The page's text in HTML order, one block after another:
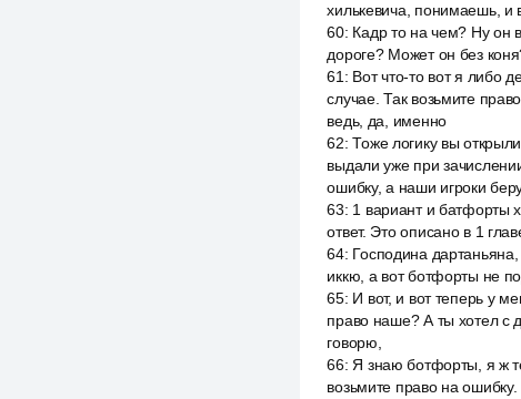
хилькевича, понимаешь, и
60: Кадр то на чем? Ну он
дороге? Может он без
61 : Вот что-то вот я либо
случае. Так возьмите
ведь, да, именно
62:Тоже логику вы
выдали уже при
ошибку, а наши игроки
63: 1 вариант и батфорты
ответ. Это описано в 1
64: Господина
иккю, а вот ботфорты не
65: И вот, и вот теперь у
право наше? А ты хотел с
говорю,
66: Я знаю ботфорты, я ж
возьмите право на